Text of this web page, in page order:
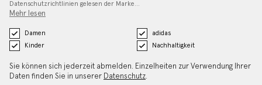
Datenschutzrichtlinien gelesen der Marke…
Mehr lesen
Damen
adidas
Kinder
Nachhaltigkeit
Sie können sich jederzeit abmelden. Einzelheiten zur Verwendung Ihrer
Daten finden Sie in unserer Datenschutz.